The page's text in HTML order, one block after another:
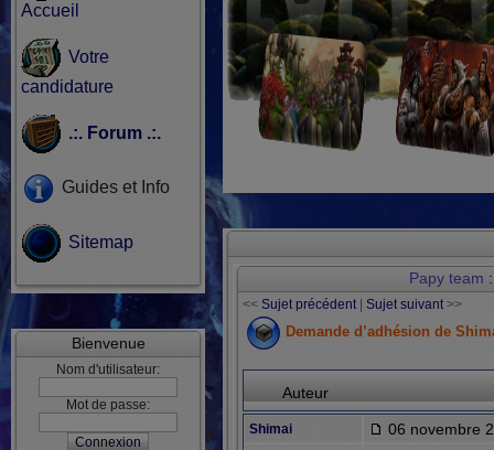
Accueil
Votre
candidature
.:. Forum .:.
Guides et Info
Sitemap
Bienvenue
Nom d'utilisateur:
Mot de passe:
Papy team
<< Sujet précédent| Sujet suivant>>
Demande d’adhésion de
Auteur
Shimai 06 novembre